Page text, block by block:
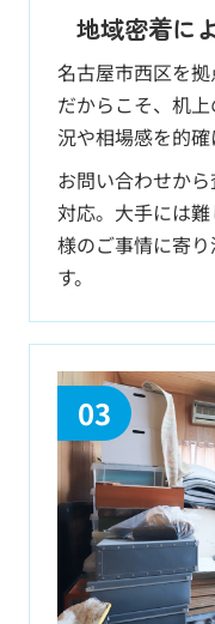
地域密着に
名古屋市西区を
だからこそ、机
況や相場感を的確
お問い合わせか
対応。大手には
様のご事情に寄
す。
03